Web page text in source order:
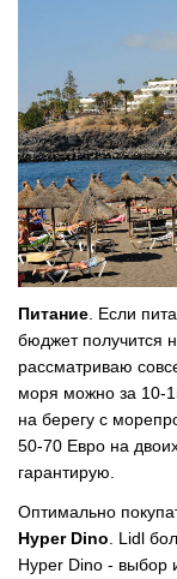
Питание . Если
бюджет получится
рассматриваю
моря можно за 10-
на берегу с
50-70 Евро на
гарантирую.
Оптимально
Hyper Dino . Lidl
Hyper Dino - выбор